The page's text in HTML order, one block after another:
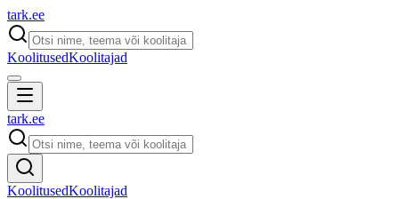
tark.ee
KoolitusedKoolitajad
tark.ee
KoolitusedKoolitajad